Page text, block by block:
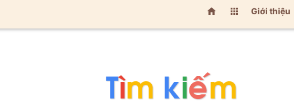
  Giới thiệu